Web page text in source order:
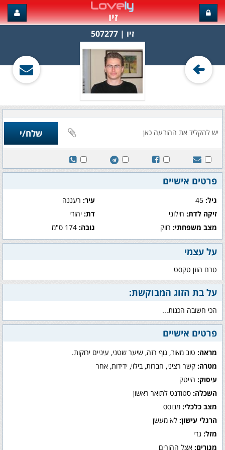
זיו
זיו‏ | 507277
פרטים אישיים
גיל: עיר:רעננה
זיקה לדת: חילוני דת:יהודי
מצב משפחתי: רווק גובה:174 ס"מ
על עצמי
טרם הוזן טקסט
על בת הזוג המבוקשת:
הכי חשובה הכנות...
פרטים אישיים
מראה: טוב מאוד, גוף רזה, שיער שטני, עיניים ירוקות.
מטרה: קשר רציני, חברות, בילוי, ידידות, אחר
עיסוק: הייטק
השכלה: סטודנט לתואר ראשון
מצב כלכלי: מבוסס
הרגלי עישון: לא מעשן
מזל: גדי
מגורים: אצל ההורים